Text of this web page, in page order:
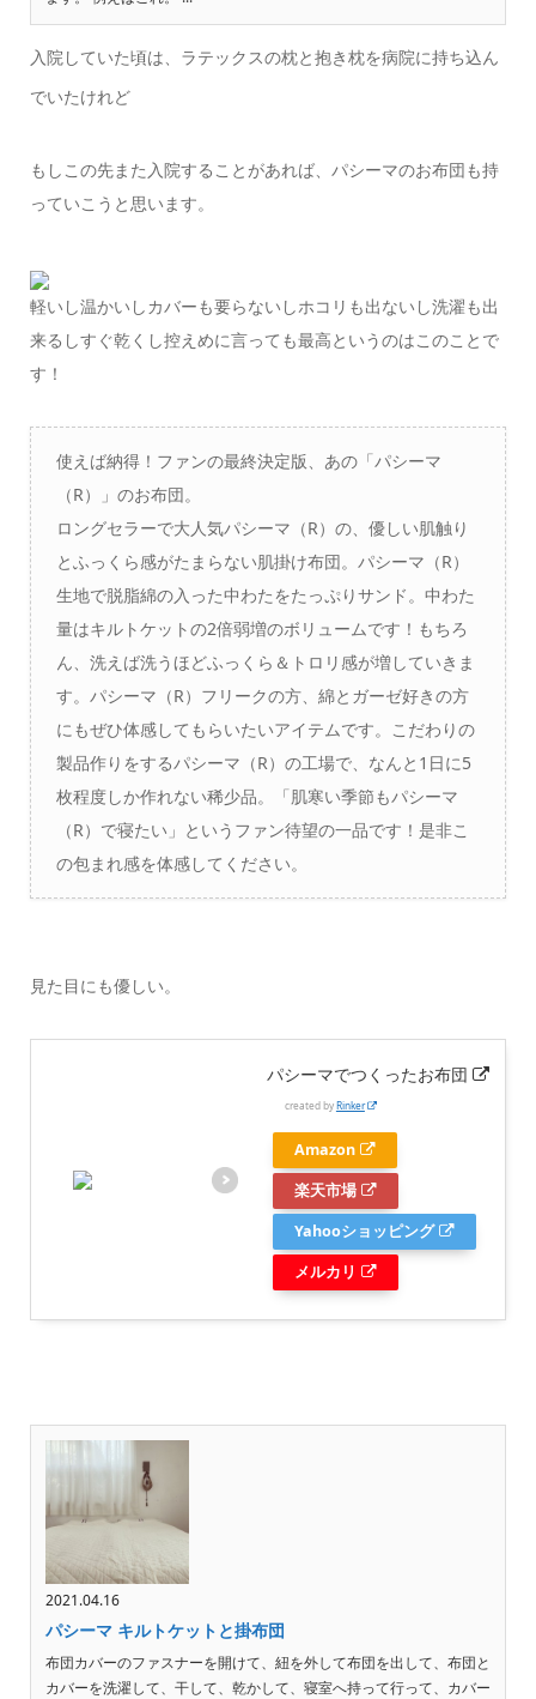
入院していた頃は、ラテックスの枕と抱き枕を病院に持ち込ん
でいたけれど
もしこの先また入院することがあれば、パシーマのお布団も持
っていこうと思います。
軽いし温かいしカバーも要らないしホコリも出ないし洗濯も出
来るしすぐ乾くし控えめに言っても最高というのはこのことで
す！
使えば納得！ファンの最終決定版、あの「パシーマ
（R）」のお布団。
ロングセラーで大人気パシーマ（R）の、優しい肌触り
とふっくら感がたまらない肌掛け布団。パシーマ（R）
生地で脱脂綿の入った中わたをたっぷりサンド。中わた
量はキルトケットの2倍弱増のボリュームです！もちろ
ん、洗えば洗うほどふっくら＆トロリ感が増していきま
す。パシーマ（R）フリークの方、綿とガーゼ好きの方
にもぜひ体感してもらいたいアイテムです。こだわりの
製品作りをするパシーマ（R）の工場で、なんと1日に5
枚程度しか作れない稀少品。「肌寒い季節もパシーマ
（R）で寝たい」というファン待望の一品です！是非こ
の包まれ感を体感してください。
見た目にも優しい。
パシーマでつくったお布団
created byRinker
Amazon
楽天市場
Yahooショッピング
メルカリ
2021.04.16
パシーマ キルトケットと掛布団
布団カバーのファスナーを開けて、紐を外して布団を出して、布団と
カバーを洗濯して、干して、乾かして、寝室へ持って行って、カバー